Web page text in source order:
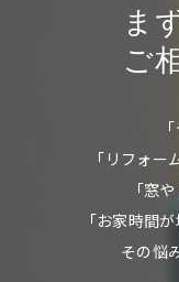
ま
ご
「リフォー
「窓
「お家時間
その悩